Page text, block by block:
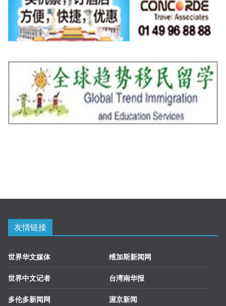
友情链接
世界华文媒体
世界中文记者
多伦多新闻网
维加斯新闻网
台湾南华报
渥京新闻